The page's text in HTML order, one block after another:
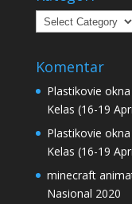
Kategori
Komentar
Plastikovie
Kelas (16-19
Plastikovie
Kelas (16-19
minecraft
Nasional 2020